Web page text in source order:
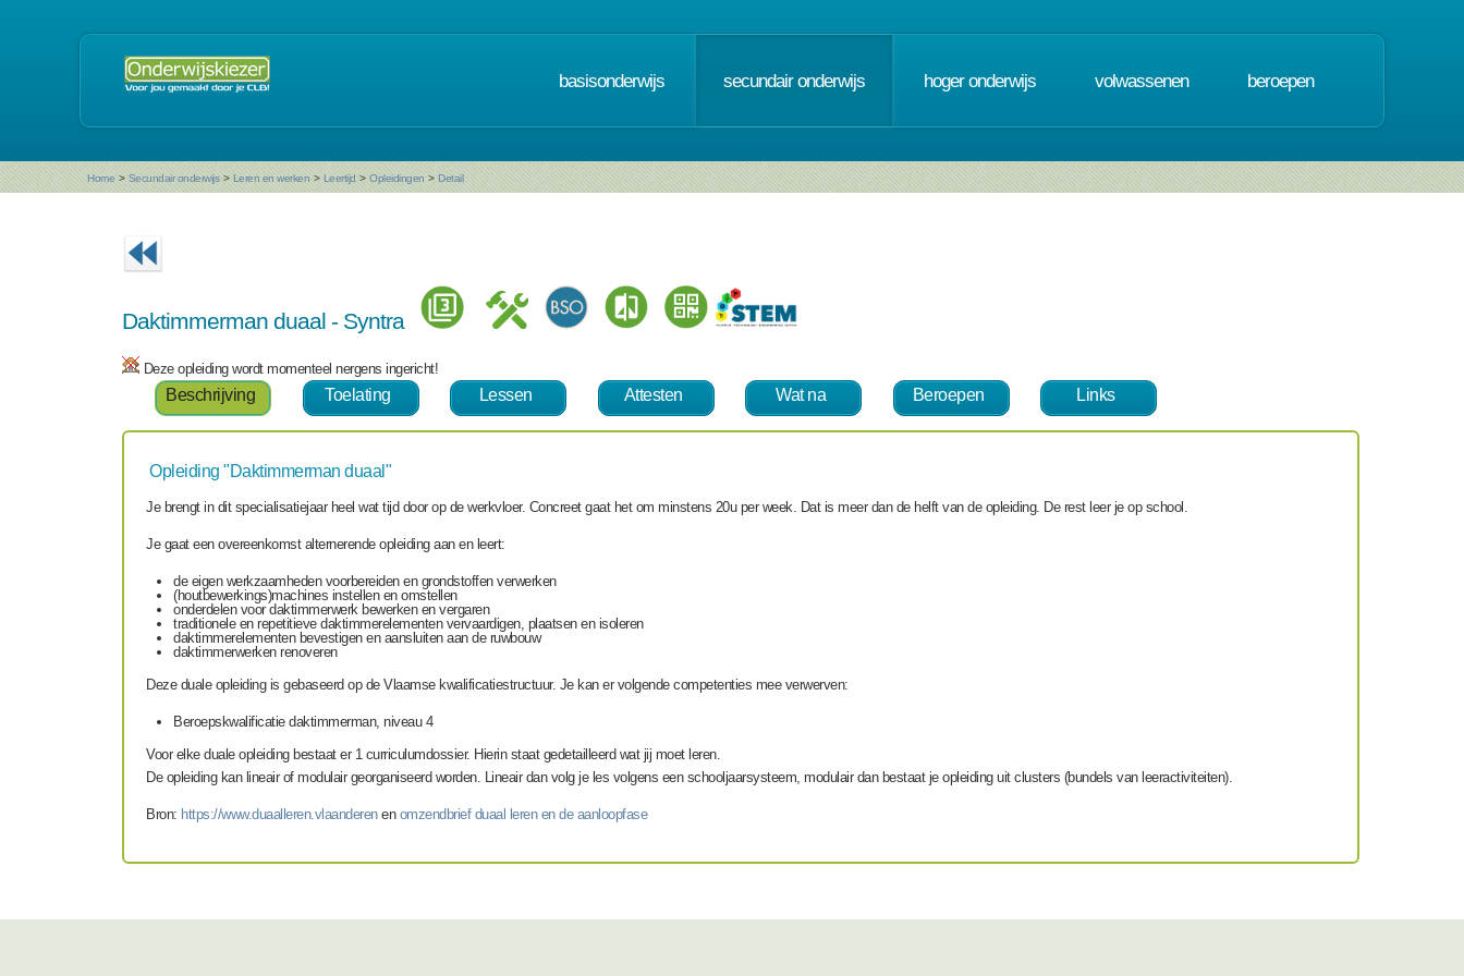
basisonderwijs secundair onderwijs hoger onderwijs volwassenen beroepen
Home > Secundair onderwijs > Leren en werken > Leertijd > Opleidingen > Detail
Daktimmerman duaal - Syntra
Deze opleiding wordt momenteel nergens ingericht!
Beschrijving Toelating Lessen Attesten Wat na Beroepen Links
Opleiding "Daktimmerman duaal"
Je brengt in dit specialisatiejaar heel wat tijd door op de werkvloer. Concreet gaat het om minstens 20u per week. Dat is meer dan de helft van de opleiding. De rest leer je op school.
Je gaat een overeenkomst alternerende opleiding aan en leert:
de eigen werkzaamheden voorbereiden en grondstoffen verwerken
(houtbewerkings)machines instellen en omstellen
onderdelen voor daktimmerwerk bewerken en vergaren
traditionele en repetitieve daktimmerelementen vervaardigen, plaatsen en isoleren
daktimmerelementen bevestigen en aansluiten aan de ruwbouw
daktimmerwerken renoveren
Deze duale opleiding is gebaseerd op de Vlaamse kwalificatiestructuur. Je kan er volgende competenties mee verwerven:
Beroepskwalificatie daktimmerman, niveau 4
Voor elke duale opleiding bestaat er 1 curriculumdossier. Hierin staat gedetailleerd wat jij moet leren.
De opleiding kan lineair of modulair georganiseerd worden. Lineair danvolg je les volgens een schooljaarsysteem, modulair dan bestaat je opleiding uit clusters (bundels van leeractiviteiten).
Bron: https://www.duaalleren.vlaanderenen omzendbrief duaal leren en de aanloopfase